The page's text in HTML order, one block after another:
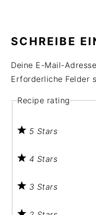
SCHREIBE
Deine E-Mail-
Erforderliche Felder
Recipe rating
5 Stars
4 Stars
3 Stars